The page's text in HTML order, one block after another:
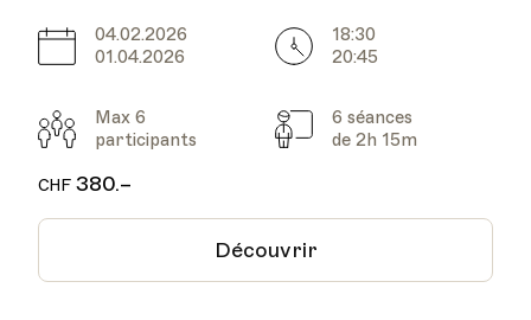
Date
04.02.2026
01.04.2026
Heure
18:30
20:45
Participants
Max 6
participants
Cours
6 séances
de 2h 15m
CHF380.–
Découvrir